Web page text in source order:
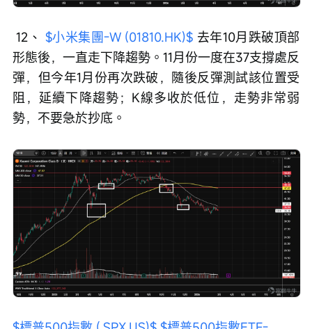
形態後，一直走下降趨勢。11月份一度在37支撐處反
彈，但今年1月份再次跌破，隨後反彈測試該位置受
阻，延續下降趨勢；K線多收於低位，走勢非常弱
勢，不要急於抄底。